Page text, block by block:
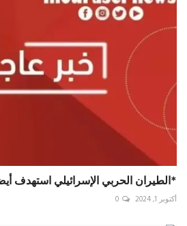
*الطيران الحربي الإسرائيلي استهدف
أكتوبر 1, 2024 0